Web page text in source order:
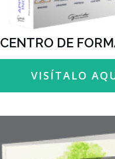
CENTRO DE
VISÍTALO